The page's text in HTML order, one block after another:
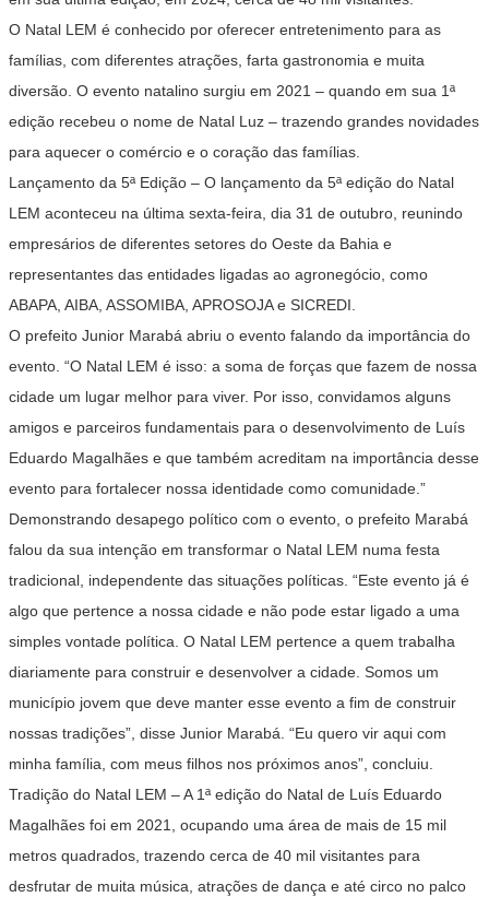
O Natal LEM é conhecido por oferecer entretenimento para as
famílias, com diferentes atrações, farta gastronomia e muita
diversão. O evento natalino surgiu em 2021 – quando em sua 1ª
edição recebeu o nome de Natal Luz – trazendo grandes novidades
para aquecer o comércio e o coração das famílias.
Lançamento da 5ª Edição – O lançamento da 5ª edição do Natal
LEM aconteceu na última sexta-feira, dia 31 de outubro, reunindo
empresários de diferentes setores do Oeste da Bahia e
representantes das entidades ligadas ao agronegócio, como
ABAPA, AIBA, ASSOMIBA, APROSOJA e SICREDI.
O prefeito Junior Marabá abriu o evento falando da importância do
evento. “O Natal LEM é isso: a soma de forças que fazem de nossa
cidade um lugar melhor para viver. Por isso, convidamos alguns
amigos e parceiros fundamentais para o desenvolvimento de Luís
Eduardo Magalhães e que também acreditam na importância desse
evento para fortalecer nossa identidade como comunidade.”
Demonstrando desapego político com o evento, o prefeito Marabá
falou da sua intenção em transformar o Natal LEM numa festa
tradicional, independente das situações políticas. “Este evento já é
algo que pertence a nossa cidade e não pode estar ligado a uma
simples vontade política. O Natal LEM pertence a quem trabalha
diariamente para construir e desenvolver a cidade. Somos um
município jovem que deve manter esse evento a fim de construir
nossas tradições”, disse Junior Marabá. “Eu quero vir aqui com
minha família, com meus filhos nos próximos anos”, concluiu.
Tradição do Natal LEM – A 1ª edição do Natal de Luís Eduardo
Magalhães foi em 2021, ocupando uma área de mais de 15 mil
metros quadrados, trazendo cerca de 40 mil visitantes para
desfrutar de muita música, atrações de dança e até circo no palco